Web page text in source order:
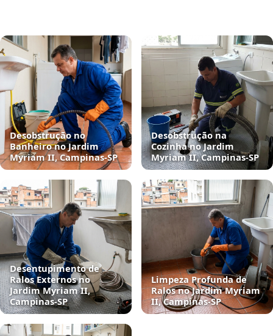
Desobstrução no
Banheiro no Jardim
Myriam II, Campinas‑SP
Desobstrução na
Cozinha no Jardim
Myriam II, Campinas‑SP
Desentupimento de
Ralos Externos no
Jardim Myriam II,
Campinas‑SP
Limpeza Profunda de
Ralos no Jardim Myriam
II, Campinas‑SP